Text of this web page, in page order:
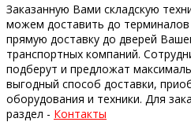
Заказанную Вами складскую
можем доставить до
прямую доставку до дверей
транспортных компаний.
подберут и предложат
выгодный способ доставки,
оборудования и техники. Для
раздел - Контакты